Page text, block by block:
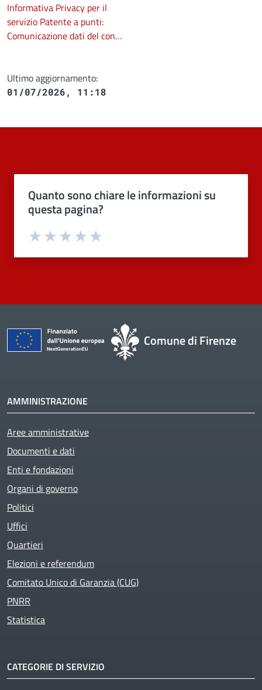
Informativa Privacy per il
servizio Patente a punti:
Comunicazione dati del con…
Ultimo aggiornamento:
01/07/2026, 11:18
Quanto sono chiare le informazioni su
questa pagina?
Valuta 4 stelle su 5
Valuta 3 stelle su 5
Valuta 2 stelle su 5
Valuta 1 stelle su 5
Comune di Firenze
AMMINISTRAZIONE
Aree amministrative
Documenti e dati
Enti e fondazioni
Organi di governo
Politici
Uffici
Quartieri
Elezioni e referendum
Comitato Unico di Garanzia (CUG)
PNRR
Statistica
CATEGORIE DI SERVIZIO